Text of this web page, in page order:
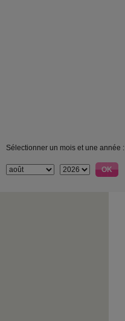
Sélectionner un mois et une année :